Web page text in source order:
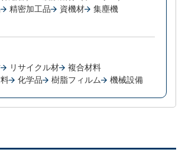
精密加工品 資機材
集塵機
リサイクル材
複合材料
化学品 樹脂フィルム 機械設備